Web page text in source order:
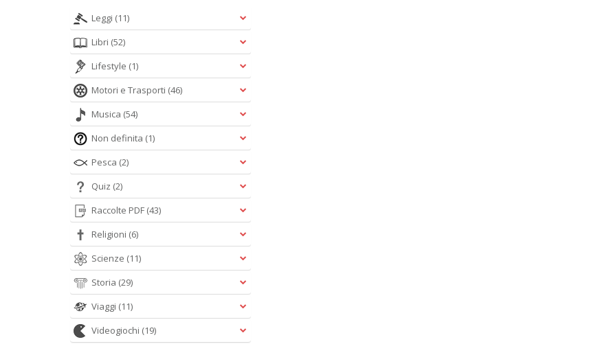
Leggi (11)
Libri (52)
Lifestyle (1)
Motori e Trasporti (46)
Musica (54)
Non definita (1)
Pesca (2)
Quiz (2)
Raccolte PDF (43)
Religioni (6)
Scienze (11)
Storia (29)
Viaggi (11)
Videogiochi (19)